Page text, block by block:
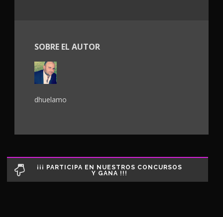
SOBRE EL AUTOR
dhuelamo
¡¡¡ PARTICIPA EN NUESTROS CONCURSOS
Y GANA !!!